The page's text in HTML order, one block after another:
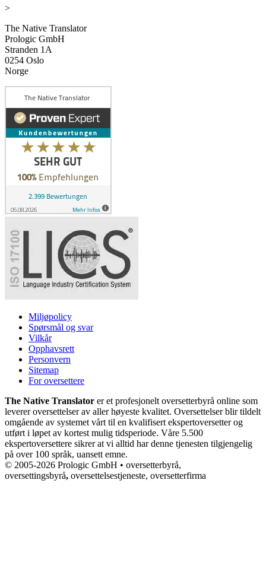
>
The Native Translator
Prologic GmbH
Stranden 1A
0254 Oslo
Norge
Miljøpolicy
Spørsmål og svar
Vilkår
Opphavsrett
Personvern
Sitemap
For oversettere
The Native Translator er et profesjonelt oversetterbyrå online som
leverer oversettelser av aller høyeste kvalitet. Oversettelser blir tildelt
omgående av systemet vårt til en kvalifisert ekspertoversetter og
utført i løpet av kortest mulig tidsperiode. Våre 5.500
ekspertoversettere sikrer at vi alltid har denne tjenesten tilgjengelig
på over 100 språk, uansett emne.
© 2005-2026 Prologic GmbH • oversetterbyrå,
oversettingsbyrå, oversettelsestjeneste, oversetterfirma